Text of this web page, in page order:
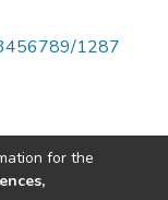
1287
for the